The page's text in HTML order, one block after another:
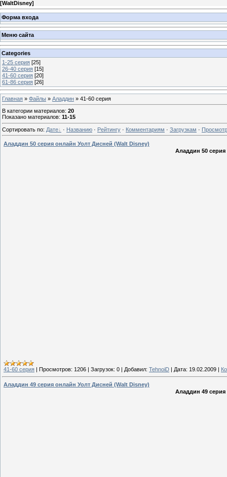
[WaltDisney]
Форма входа
Меню сайта
Categories
1-25 серия [25]
26-40 серия [15]
41-60 серия [20]
61-86 серия [26]
Главная » Файлы » Аладдин » 41-60 серия
В категории материалов: 20
Показано материалов: 11-15
Сортировать по: Дате · Названию · Рейтингу · Комментариям · Загрузкам ·
Аладдин 50 серия онлайн Уолт Дисней (Walt Disney)
Аладдин 50
41-60 серия | Просмотров: 1206 | Загрузок: 0 | Добавил: TehnoiD | Дата: 19.02.2009 |
Аладдин 49 серия онлайн Уолт Дисней (Walt Disney)
Аладдин 49